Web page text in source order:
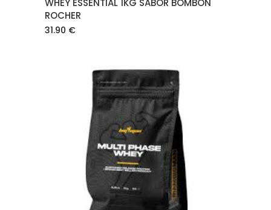
WHEY ESSENTIAL 1KG SABOR BOMBÓN
ROCHER
31.90 €
AÑADIR AL CARRITO